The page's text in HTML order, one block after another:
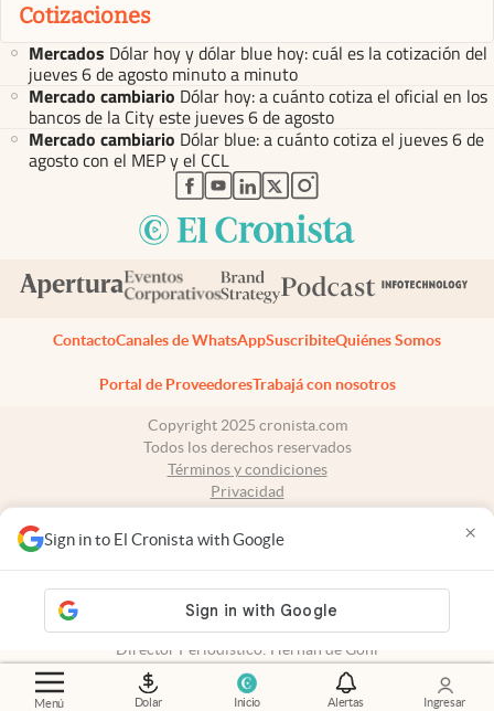
Menú Dolar Inicio Alertas Ingresar
Sign in to El Cronista with Google ×
Cotizaciones
Mercados Dólar hoy y dólar blue hoy: cuál es la cotización del
jueves 6 de agosto minuto a minuto
Mercado cambiario Dólar hoy: a cuánto cotiza el oficial en los
bancos de la City este jueves 6 de agosto
Mercado cambiario Dólar blue: a cuánto cotiza el jueves 6 de
agosto con el MEP y el CCL
abre en nueva pestaña
abre en nueva pestaña
abre en nueva pestaña
abre en nueva pestaña
abre en nueva pestaña
ContactoCanales de WhatsAppSuscribiteQuiénes Somos
Portal de ProveedoresTrabajá con nosotros
Copyright 2025 cronista.com
Todos los derechos reservados
Términos y condiciones
Privacidad
Tel: +54 11 7078-3270
propiedad intelectual: 56576959
Director Periodístico: Hernán de Goñi